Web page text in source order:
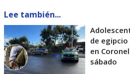
Lee también...
de
en
sábado